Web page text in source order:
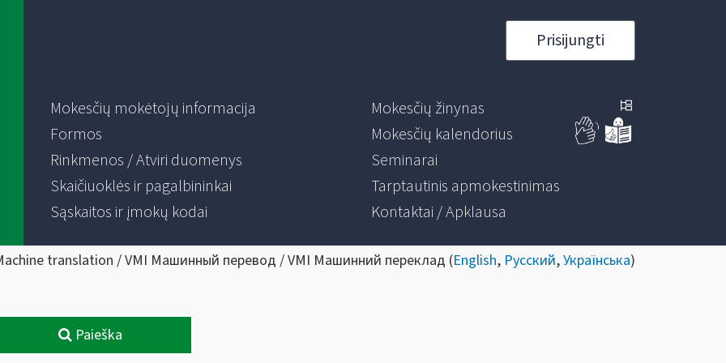
Prisijungti
Mokesčių mokėtojų informacija
Formos
Rinkmenos / Atviri duomenys
Skaičiuoklės ir pagalbininkai
Sąskaitos ir įmokų kodai
Mokesčių žinynas
Mokesčių kalendorius
Seminarai
Tarptautinis apmokestinimas
Kontaktai / Apklausa
translation / VMI Машинный перевод / VMI Машинний переклад (English, Русский,Українська)
Paieška